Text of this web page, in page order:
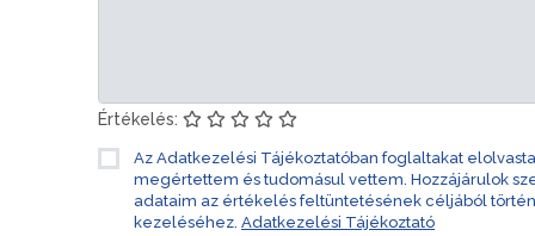
Értékelés:
Az Adatkezelési Tájékoztatóban foglaltakat
megértettem és tudomásul vettem. Hozzájárulok
adataim az értékelés feltüntetésének céljából
kezeléséhez. Adatkezelési Tájékoztató